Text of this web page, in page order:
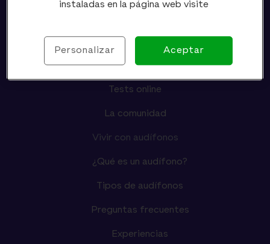
Diccionario de audiología
Nuestros especialistas
Tests online
La comunidad
Vivir con audífonos
¿Qué es un audífono?
Tipos de audífonos
Preguntas frecuentes
Experiencias
instaladas en la página web visite
Personalizar Aceptar